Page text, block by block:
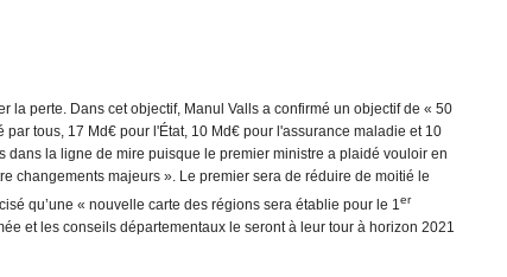
perte. Dans cet objectif, Manul Valls a confirmé un objectif de « 50
tous, 17 Md€ pour l'État, 10 Md€ pour l'assurance maladie et 10
dans la ligne de mire puisque le premier ministre a plaidé vouloir en
changements majeurs ». Le premier sera de réduire de moitié le
qu’une « nouvelle carte des régions sera établie pour le 1er
et les conseils départementaux le seront à leur tour à horizon 2021